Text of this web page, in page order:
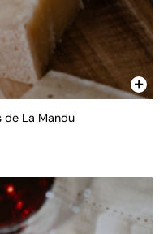
de La Mandu